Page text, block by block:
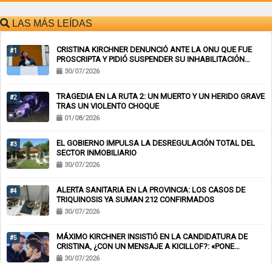
LAS MÁS LEÍDAS
#1
CRISTINA KIRCHNER DENUNCIÓ ANTE LA ONU QUE FUE
PROSCRIPTA Y PIDIÓ SUSPENDER SU INHABILITACIÓN
PERPETUA
30/07/2026
#2
TRAGEDIA EN LA RUTA 2: UN MUERTO Y UN HERIDO GRAVE
TRAS UN VIOLENTO CHOQUE
01/08/2026
#3
EL GOBIERNO IMPULSA LA DESREGULACIÓN TOTAL DEL
SECTOR INMOBILIARIO
30/07/2026
#4
ALERTA SANITARIA EN LA PROVINCIA: LOS CASOS DE
TRIQUINOSIS YA SUMAN 212 CONFIRMADOS
30/07/2026
#5
MÁXIMO KIRCHNER INSISTIÓ EN LA CANDIDATURA DE
CRISTINA, ¿CON UN MENSAJE A KICILLOF?: «PONE
NERVIOSOS A MUCHOS»
30/07/2026